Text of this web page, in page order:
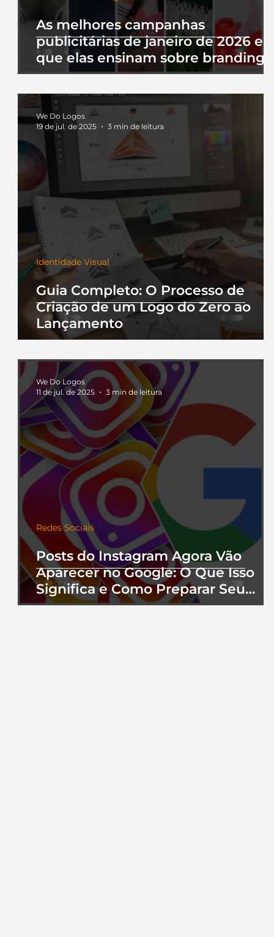
As melhores campanhas
publicitárias de janeiro de 2026 e
que elas ensinam sobre branding
Guia Completo: O Processo de
Criação de um Logo do Zero ao
Lançamento
Identidade Visual
We Do Logos
19 de jul. de 2025
3 min de leitura
Posts do Instagram Agora Vão
Aparecer no Google: O Que Isso
Significa e Como Preparar Seu
Perfil
Redes Sociais
We Do Logos
11 de jul. de 2025
3 min de leitura